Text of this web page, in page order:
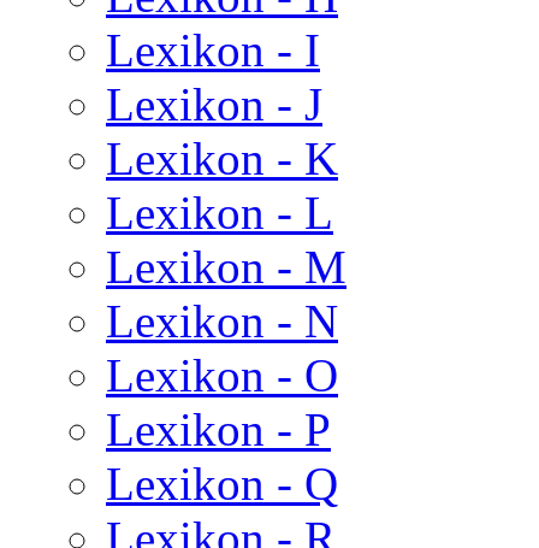
Lexikon - I
Lexikon - J
Lexikon - K
Lexikon - L
Lexikon - M
Lexikon - N
Lexikon - O
Lexikon - P
Lexikon - Q